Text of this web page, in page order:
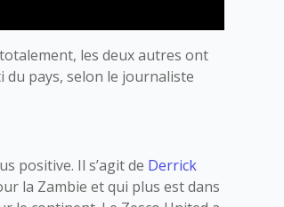
les deux autres ont
pays, selon le journaliste
positive. Il s’agit de Derrick
la Zambie et qui plus est dans